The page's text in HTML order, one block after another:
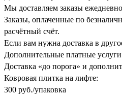
Мы доставляем заказы
Заказы, оплаченные по
расчётный счёт.
Если вам нужна доставка в
Дополнительные платные услуги
Доставка «до порога» и
Ковровая плитка на лифте:
300 руб./упаковка